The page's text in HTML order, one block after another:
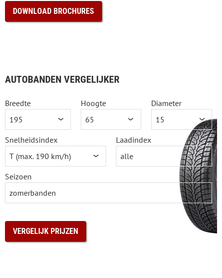
DOWNLOAD BROCHURES
AUTOBANDEN VERGELIJKER
Breedte Hoogte Diameter
Snelheidsindex Laadindex
Seizoen